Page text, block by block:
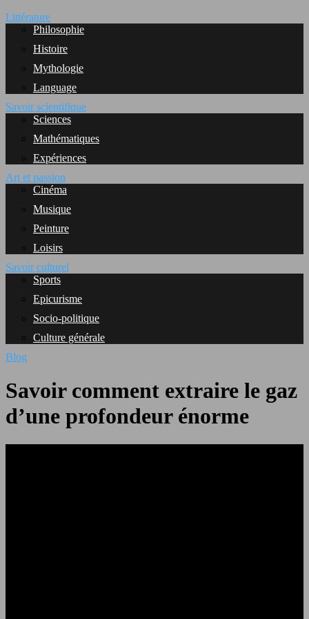
Littérature
Philosophie
Histoire
Mythologie
Language
Savoir scientifique
Sciences
Mathématiques
Expériences
Art et passion
Cinéma
Musique
Peinture
Loisirs
Savoir culturel
Sports
Epicurisme
Socio-politique
Culture générale
Blog
Savoir comment extraire le gaz
d’une profondeur énorme